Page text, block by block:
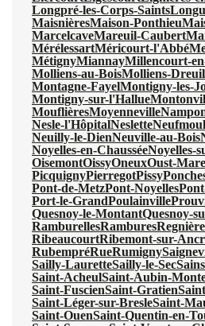
Longpré-les-Corps-Saints
MaisnièresMaison-Ponthieu
MarcelcaveMareuil-Caubert
MérélessartMéricourt-l'Abbé
MétignyMiannayMillencourt-
Molliens-au-BoisMolliens-Dreuil
Montagne-FayelMontigny-les-
Montigny-sur-l'Hallue
MouflièresMoyenneville
Nesle-l'HôpitalNeslette
Neuilly-le-DienNeuville-au-Bois
Noyelles-en-ChausséeNoyelles-
OisemontOissyOneuxOust-
PicquignyPierregotPissy
Pont-de-MetzPont-Noyelles
Port-le-GrandPoulainville
Quesnoy-le-MontantQuesnoy-
RamburellesRambures
RibeaucourtRibemont-sur-
RubempréRueRumigny
Sailly-LauretteSailly-le-Sec
Saint-AcheulSaint-Aubin-
Saint-FuscienSaint-Gratien
Saint-Léger-sur-BresleSaint-
Saint-OuenSaint-Quentin-en-